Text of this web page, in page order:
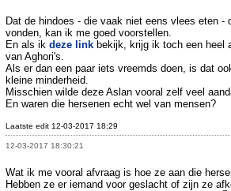
Dat de hindoes - die vaak niet eens vlees eten -
vonden, kan ik me goed voorstellen.
En als ik deze link bekijk, krijg ik toch een heel
van Aghori's.
Als er dan een paar iets vreemds doen, is dat
kleine minderheid.
Misschien wilde deze Aslan vooral zelf veel
En waren die hersenen echt wel van mensen?
Laatste edit 12-03-2017 18:29
12-03-2017 18:30:21
Wat ik me vooral afvraag is hoe ze aan die
Hebben ze er iemand voor geslacht of zijn ze